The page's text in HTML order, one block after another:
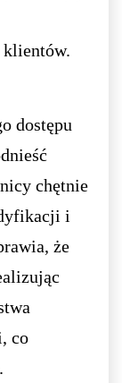
klientów.
dostępu
chętnie
i
że
co